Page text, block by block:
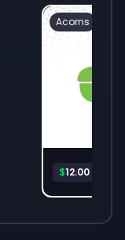
Acorns
$12.00